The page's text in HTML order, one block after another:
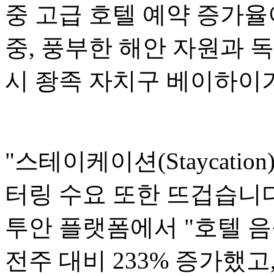
중 고급 호텔 예약 증가
중, 풍부한 해안 자원과
시 좡족 자치구 베이하이
"스테이케이션
터링 수요 또한 뜨겁습니
투안 플랫폼에서 "호텔
전주 대비 233% 증가했